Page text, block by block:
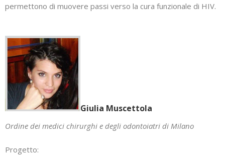
permettono di muovere passi verso la cura funzionale di HIV.
Giulia Muscettola
Ordine dei medici chirurghi e degli odontoiatri di Milano
Progetto: